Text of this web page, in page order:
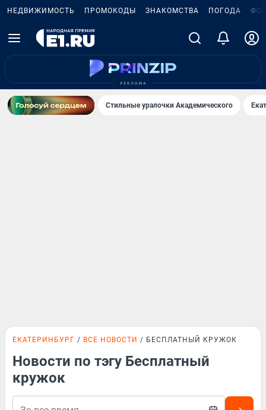
НЕДВИЖИМОСТЬ ПРОМОКОДЫ ЗНАКОМСТВА ПОГОДА
Стильные уралочки Академического
ЕКАТЕРИНБУРГ ВСЕ НОВОСТИ БЕСПЛАТНЫЙ КРУЖОК
Новости по тэгу Бесплатный
кружок